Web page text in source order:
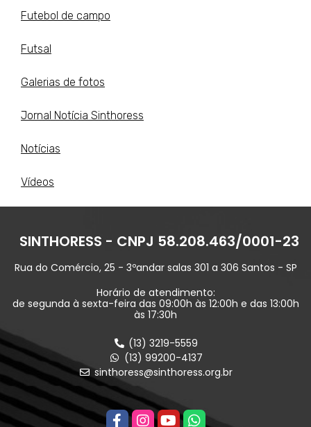
Futebol de campo
Futsal
Galerias de fotos
Jornal Notícia Sinthoress
Notícias
Vídeos
SINTHORESS - CNPJ 58.208.463/0001-23
Rua do Comércio, 25 - 3ºandar salas 301 a 306 Santos - SP
Horário de atendimento:
de segunda à sexta-feira das 09:00h às 12:00h e das 13:00h
às 17:30h
(13) 3219-5559
(13) 99200-4137
sinthoress@sinthoress.org.br